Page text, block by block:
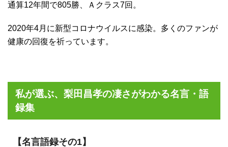
通算12年間で805勝、Ａクラス7回。
2020年4月に新型コロナウイルスに感染。多くのファンが
健康の回復を祈っています。
私が選ぶ、梨田昌孝の凄さがわかる名言・語
録集
【名言語録その1】